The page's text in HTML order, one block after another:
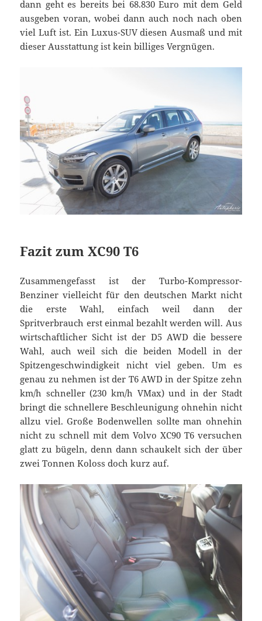
dann geht es bereits bei 68.830 Euro mit dem Geld
ausgeben voran, wobei dann auch noch nach oben
viel Luft ist. Ein Luxus-SUV diesen Ausmaß und mit
dieser Ausstattung ist kein billiges Vergnügen.
Fazit zum XC90 T6
Zusammengefasst ist der Turbo-Kompressor-
Benziner vielleicht für den deutschen Markt nicht
die erste Wahl, einfach weil dann der
Spritverbrauch erst einmal bezahlt werden will. Aus
wirtschaftlicher Sicht ist der D5 AWD die bessere
Wahl, auch weil sich die beiden Modell in der
Spitzengeschwindigkeit nicht viel geben. Um es
genau zu nehmen ist der T6 AWD in der Spitze zehn
km/h schneller (230 km/h VMax) und in der Stadt
bringt die schnellere Beschleunigung ohnehin nicht
allzu viel. Große Bodenwellen sollte man ohnehin
nicht zu schnell mit dem Volvo XC90 T6 versuchen
glatt zu bügeln, denn dann schaukelt sich der über
zwei Tonnen Koloss doch kurz auf.